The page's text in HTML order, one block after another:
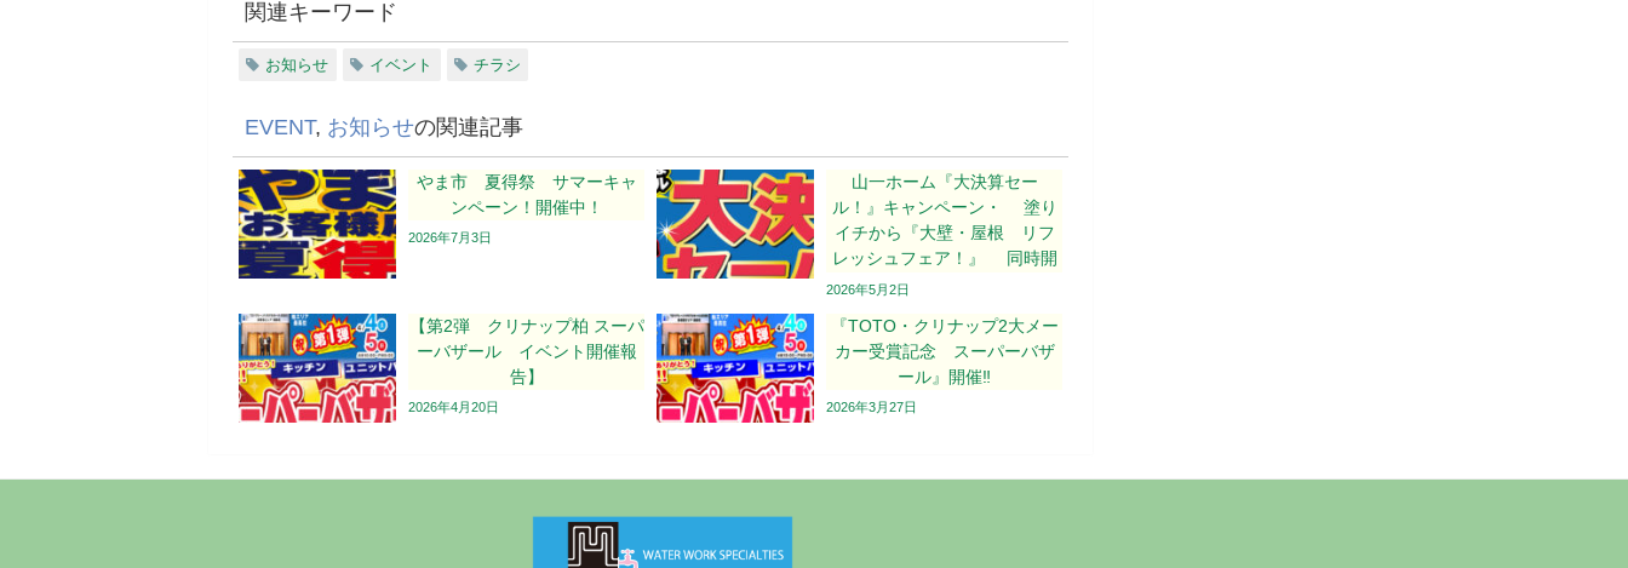
関連キーワード
お知らせ イベント チラシ
EVENT, お知らせの関連記事
やま市 夏得祭 サマーキャ
ンペーン！開催中！
2026年7月3日
山一ホーム『大決算セー
ル！』キャンペーン・ 塗り
イチから『大壁・屋根 リフ
レッシュフェア！』 同時開
催します。
2026年5月2日
【第2弾 クリナップ柏 スーパ
ーバザール イベント開催報
告】
2026年4月20日
『TOTO・クリナップ2大メー
カー受賞記念 スーパーバザ
ール』開催‼
2026年3月27日